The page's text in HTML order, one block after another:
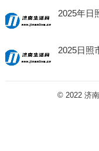
2025年日
2025日照
© 2022济